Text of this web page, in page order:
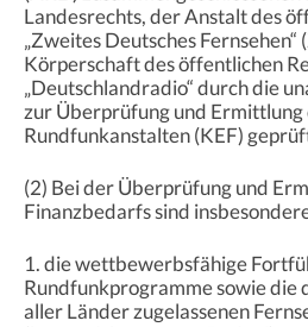
Landesrechts, der Anstalt des
„Zweites Deutsches Fernsehen“
Körperschaft des öffentlichen
„Deutschlandradio“ durch die
zur Überprüfung und
Rundfunkanstalten (KEF)
(2) Bei der Überprüfung und
Finanzbedarfs sind
1. die wettbewerbsfähige
Rundfunkprogramme sowie die
aller Länder zugelassenen